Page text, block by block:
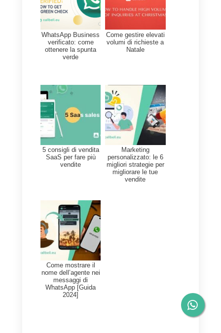
con messaggistica diretta su
Whatsapp.
Whatsapp
Gestione completa del funnel
di vendita
Automazione del marketing
Integrazione con email,
moduli e annunci pubblicitari
Aspetti da considerare
L'integrazione con Whatsapp
che non è diretta
Una configurazione più